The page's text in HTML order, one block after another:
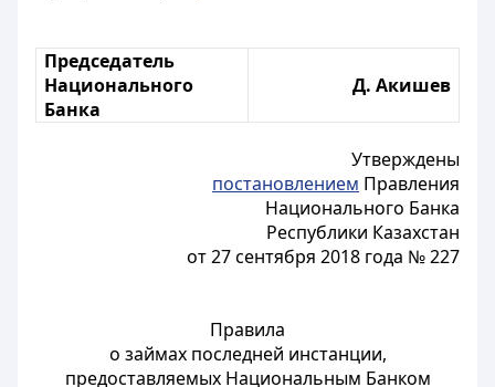
Председатель
Национального
Банка
Д. Акишев
Утверждены
постановлением Правления
Национального Банка
Республики Казахстан
от 27 сентября 2018 года № 227
Правила
о займах последней инстанции,
предоставляемых Национальным Банком